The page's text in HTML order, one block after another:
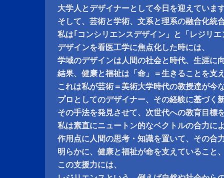
大学人とデザイナーとして今日を迎えていま
そして、芸術と学術、文系と理系の融合化統
私は｢コンシリエンスデザイン」と「レジリ
デザインを看医工学に焦点化した時には、
学域のデザインは人間の社会と時代、生涯に
結果、健康と福祉は「命」＝生きることを支
これは私が芸術＝美術大学時代の教授達が今
プロとしてのデザイナー、その経験に基づく
その手法を発見させて、次世代への教育目標
私は素直にニュートン的なベクトルの合力に
作用点に人間の思考・知識を置いて、その合
明らかに、健康と福祉が命を支えていること
この支援力には、